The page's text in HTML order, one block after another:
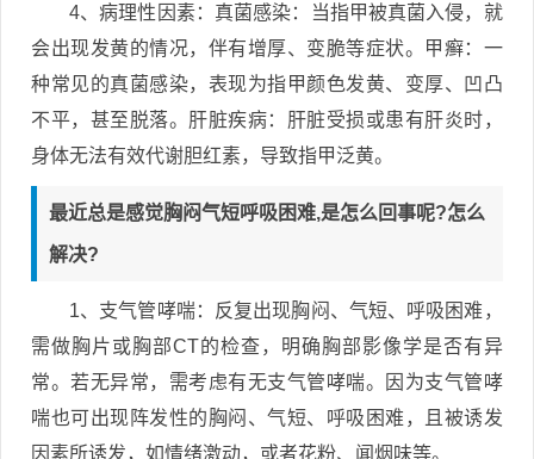
4、病理性因素：真菌感染：当指甲被真菌入侵，就
会出现发黄的情况，伴有增厚、变脆等症状。甲癣：一
种常见的真菌感染，表现为指甲颜色发黄、变厚、凹凸
不平，甚至脱落。肝脏疾病：肝脏受损或患有肝炎时，
身体无法有效代谢胆红素，导致指甲泛黄。
最近总是感觉胸闷气短呼吸困难,是怎么回事呢?怎么
解决?
1、支气管哮喘：反复出现胸闷、气短、呼吸困难，
需做胸片或胸部CT的检查，明确胸部影像学是否有异
常。若无异常，需考虑有无支气管哮喘。因为支气管哮
喘也可出现阵发性的胸闷、气短、呼吸困难，且被诱发
因素所诱发，如情绪激动，或者花粉、闻烟味等。